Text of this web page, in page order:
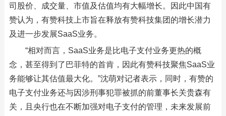
司股价、成交量、市值及估值均有大幅增长。因此中国有
赞认为，有赞科技上市旨在释放有赞科技集团的增长潜力
及进一步发展SaaS业务。
“相对而言，SaaS业务是比电子支付业务更热的概
念，甚至得到了巴菲特的首肯，因此有赞科技聚焦SaaS业
务能够让其估值最大化。”沈萌对记者表示，同时，有赞的
电子支付业务还与因涉刑事犯罪被抓的前董事长关贵森有
关，且央行也在不断加强对电子支付的管理，未来发展前